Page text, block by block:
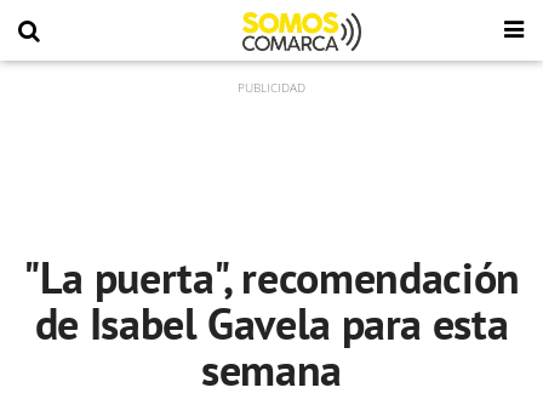
"La puerta", recomendación
de Isabel Gavela para esta
semana